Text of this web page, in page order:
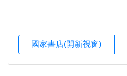
國家書店(開新視窗)